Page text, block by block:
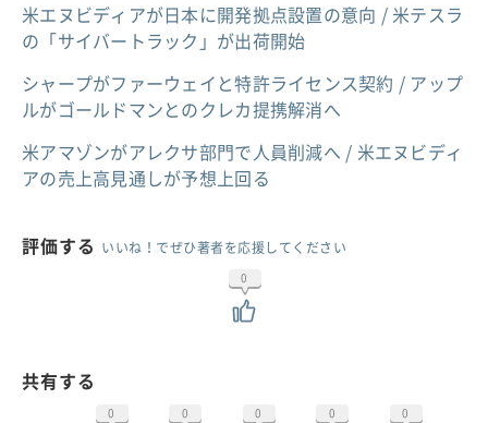
米エヌビディアが日本に開発拠点設置の意向 / 米テスラ
の「サイバートラック」が出荷開始
シャープがファーウェイと特許ライセンス契約 / アップ
ルがゴールドマンとのクレカ提携解消へ
米アマゾンがアレクサ部門で人員削減へ / 米エヌビディ
アの売上高見通しが予想上回る
評価する いいね！でぜひ著者を応援してください
0
共有する
0 0 0 0 0